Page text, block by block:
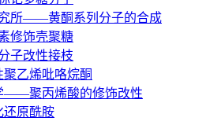
所——黄酮系列分子的合成
修饰壳聚糖
子改性接枝
乙烯吡咯烷酮
——聚丙烯酸的修饰改性
原酰胺